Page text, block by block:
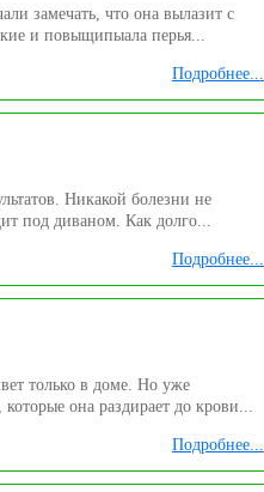
замечать, что она вылазит с
и повыщипыала перья...
Подробнее...
Никакой болезни не
под диваном. Как долго...
Подробнее...
только в доме. Но уже
она раздирает до крови...
Подробнее...